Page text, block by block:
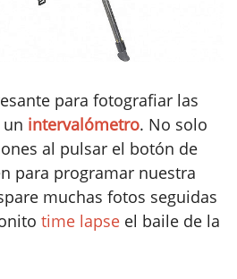
para fotografiar las
intervalómetro. No solo
al pulsar el botón de
para programar nuestra
muchas fotos seguidas
time lapse el baile de la